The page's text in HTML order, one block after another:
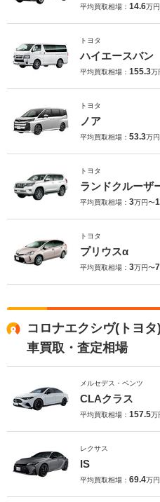
平均買取相場： 14.6万
トヨタ
ハイエースバン
平均買取相場： 155.3万
トヨタ
ノア
平均買取相場： 53.3万
トヨタ
ランドクルーザ
平均買取相場： 3万円〜
トヨタ
プリウスα
平均買取相場： 3万円〜
コロナエクシヴ(トヨ
車買取・査定相場
メルセデス・ベンツ
CLAクラス
平均買取相場： 157.5万
レクサス
IS
平均買取相場： 69.4万